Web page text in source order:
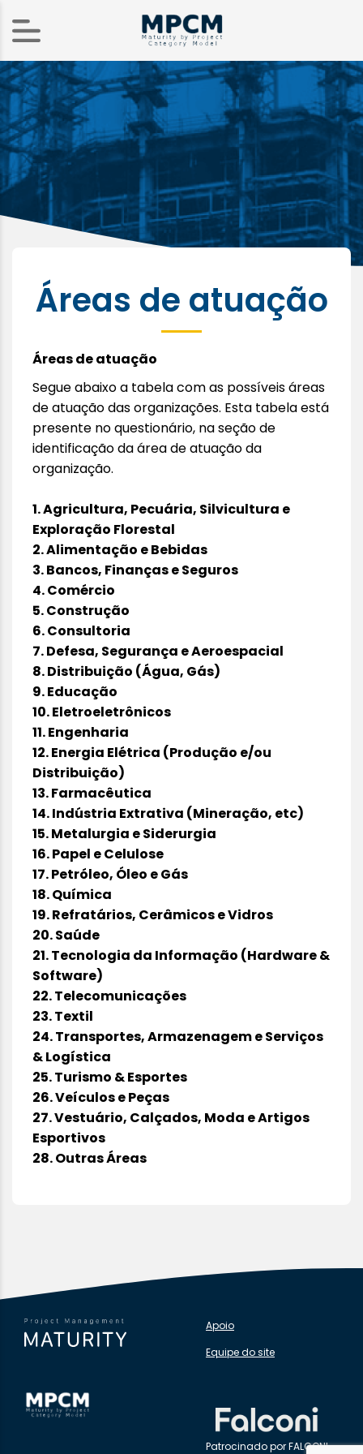
Áreas de atuação
Áreas de atuação
Segue abaixo a tabela com as possíveis áreas
de atuação das organizações. Esta tabela está
presente no questionário, na seção de
identificação da área de atuação da
organização.
1. Agricultura, Pecuária, Silvicultura e
Exploração Florestal
2. Alimentação e Bebidas
3. Bancos, Finanças e Seguros
4. Comércio
5. Construção
6. Consultoria
7. Defesa, Segurança e Aeroespacial
8. Distribuição (Água, Gás)
9. Educação
10. Eletroeletrônicos
11. Engenharia
12. Energia Elétrica (Produção e/ou
Distribuição)
13. Farmacêutica
14. Indústria Extrativa (Mineração, etc)
15. Metalurgia e Siderurgia
16. Papel e Celulose
17. Petróleo, Óleo e Gás
18. Química
19. Refratários, Cerâmicos e Vidros
20. Saúde
21. Tecnologia da Informação (Hardware &
Software)
22. Telecomunicações
23. Textil
24. Transportes, Armazenagem e Serviços
& Logística
25. Turismo & Esportes
26. Veículos e Peças
27. Vestuário, Calçados, Moda e Artigos
Esportivos
28. Outras Áreas
Apoio
Equipe do site
Patrocinado por FALCONI